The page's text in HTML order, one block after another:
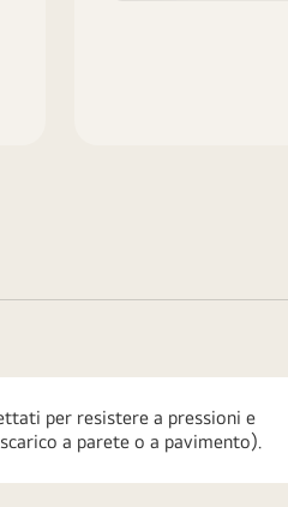
per resistere a pressioni e
a parete o a pavimento).